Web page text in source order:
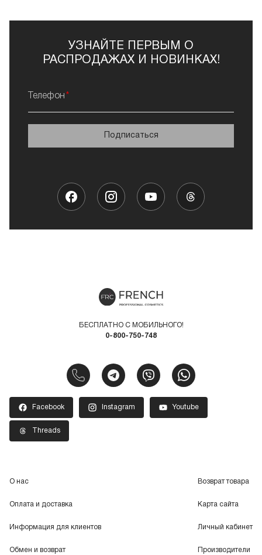
УЗНАЙТЕ ПЕРВЫМ О
РАСПРОДАЖАХ И НОВИНКАХ!
Телефон
Подписаться
БЕСПЛАТНО С МОБИЛЬНОГО!
0-800-750-748
Facebook Instagram Youtube
Threads
О нас
Оплата и доставка
Информация для клиентов
Обмен и возврат
Возврат товара
Карта сайта
Личный кабинет
Производители